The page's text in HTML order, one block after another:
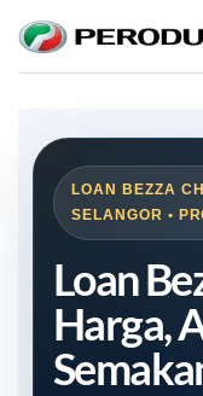
content
LOAN BEZZA
SELANGOR •
Loan
Harga,